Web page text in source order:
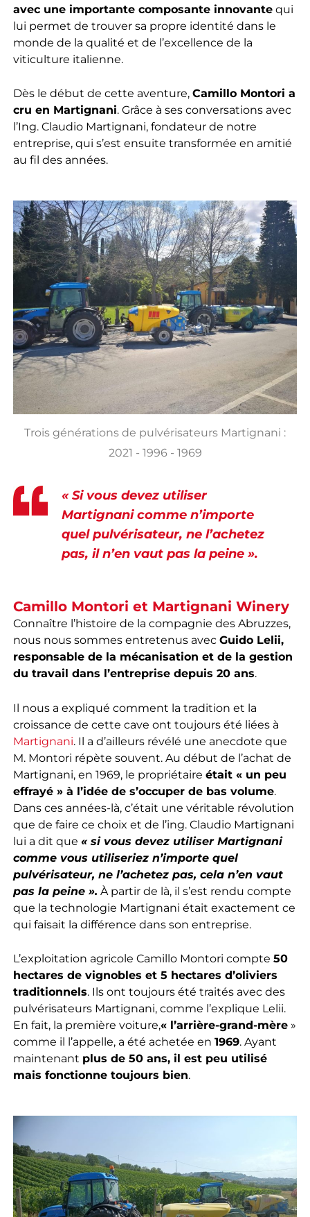
avec une importante composante innovantequi
lui permet de trouver sa propre identité dans le
monde de la qualité et de l’excellence de la
viticulture italienne.
Dès le début de cette aventure, Camillo Montori a
cru en Martignani. Grâce à ses conversations avec
l’Ing. Claudio Martignani, fondateur de notre
entreprise, qui s’est ensuite transformée en amitié
au fil des années.
Trois générations de pulvérisateurs Martignani :
2021 - 1996 - 1969
« Si vous devez utiliser
Martignani comme n’importe
quel pulvérisateur, ne l’achetez
pas, il n’en vaut pas la peine ».
Camillo Montori et Martignani Winery
Connaître l’histoire de la compagnie des Abruzzes,
nous nous sommes entretenus avec Guido Lelii,
responsable de la mécanisation et de la gestion
du travail dans l’entreprise depuis 20 ans.
Il nous a expliqué comment la tradition et la
croissance de cette cave ont toujours été liées à
Martignani. Il a d’ailleurs révélé une anecdote que
M. Montori répète souvent. Au début de l’achat de
Martignani, en 1969, le propriétaire était « un peu
effrayé » à l’idée de s’occuper de bas volume.
Dans ces années-là, c’était une véritable révolution
que de faire ce choix et de l’ing. Claudio Martignani
lui a dit que « si vous devez utiliser Martignani
comme vous utiliseriez n’importe quel
pulvérisateur, ne l’achetez pas, cela n’en vaut
pas la peine ». À partir de là, il s’est rendu compte
que la technologie Martignani était exactement ce
qui faisait la différence dans son entreprise.
L’exploitation agricole Camillo Montori compte 50
hectares de vignobles et 5 hectares d’oliviers
traditionnels. Ils ont toujours été traités avec des
pulvérisateurs Martignani, comme l’explique Lelii.
En fait, la première voiture,« l’arrière-grand-mère»
comme il l’appelle, a été achetée en 1969. Ayant
maintenant plus de 50 ans, il est peu utilisé
mais fonctionne toujours bien.